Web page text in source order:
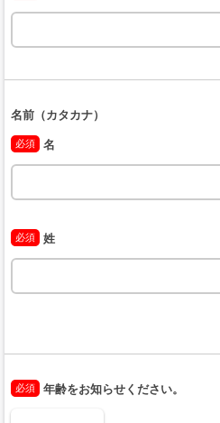
名前（カタカナ）
必須 名
必須 姓
必須 年齢をお知らせください。